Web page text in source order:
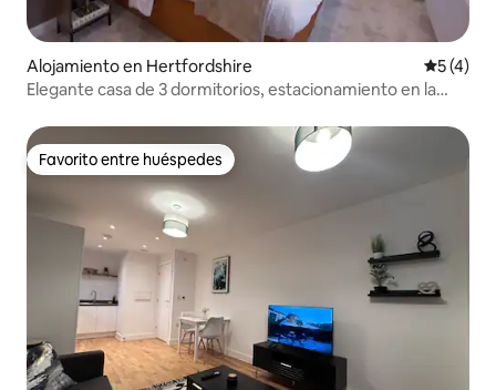
Alojamiento en Hertfordshire
5 (4)
Elegante casa de 3 dormitorios, estacionamiento en la
Favorito entre huéspedes
Favorito entre huéspedes